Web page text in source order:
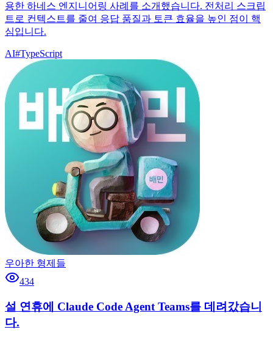
용한 하네스 엔지니어링 사례를 소개했습니다. 전처리 스크립
트로 컨텍스트를 줄여 응답 품질과 토큰 효율을 높인 점이 핵
심입니다.
AI#TypeScript
우아한 형제들
434
설 연휴에 Claude Code Agent Teams를 데려갔습니
다.